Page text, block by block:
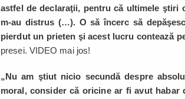
astfel de declaraţii, pentru că ultimele ştiri
m-au distrus (…). O să încerc să
pierdut un prieten şi acest lucru contează
presei. VIDEO mai jos!
„Nu am ştiut nicio secundă despre
moral, consider că oricine ar fi avut